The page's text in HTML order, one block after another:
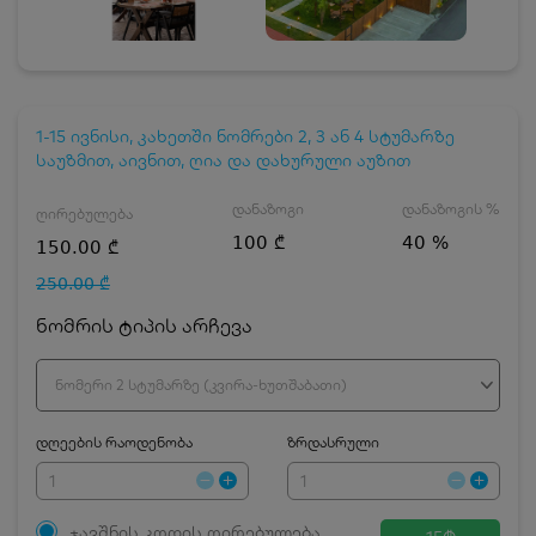
1-15 ივნისი, კახეთში ნომრები 2, 3 ან 4 სტუმარზე
საუზმით, აივნით, ღია და დახურული აუზით
ღირებულება
150.00 ₾
250.00 ₾
დანაზოგი
100 ₾
დანაზოგის %
40 %
ნომრის ტიპის არჩევა
ნომერი 2 სტუმარზე (კვირა-ხუთშაბათი)
დღეების რაოდენობა ზრდასრული